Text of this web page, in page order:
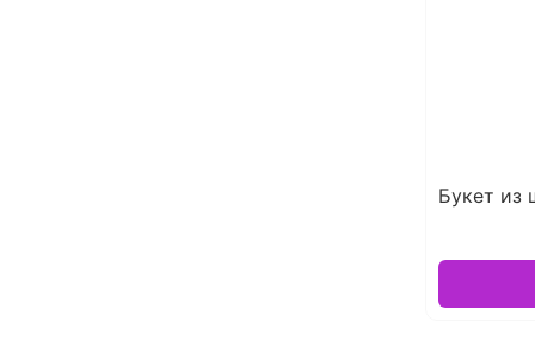
Букет из